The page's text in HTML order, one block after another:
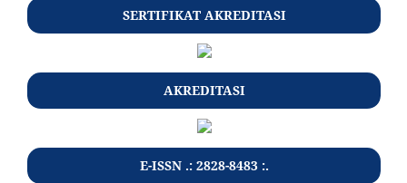
SERTIFIKAT AKREDITASI
AKREDITASI
E-ISSN .: 2828-8483 :.